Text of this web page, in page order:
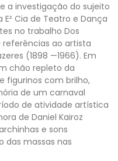
a investigação do sujeito
Cia de Teatro e Dança
no trabalho Dos
referências ao artista
(1898 —1966). Em
chão repleto da
figurinos com brilho,
de um carnaval
de atividade artística
de Daniel Kairoz
e sons
das massas nas